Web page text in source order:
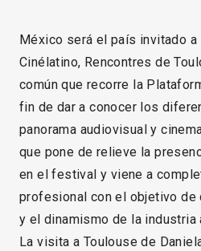
México será el país invitado
Cinélatino, Rencontres de
común que recorre la
fin de dar a conocer los
panorama audiovisual y
que pone de relieve la
en el festival y viene a
profesional con el objetivo de
y el dinamismo de la industria
La visita a Toulouse de